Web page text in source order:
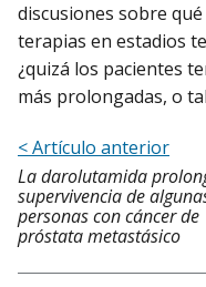
discusiones sobre
terapias en estadios
¿quizá los pacientes
más prolongadas, o
< Artículo anterior
La darolutamida
supervivencia de
personas con cáncer de
próstata metastásico